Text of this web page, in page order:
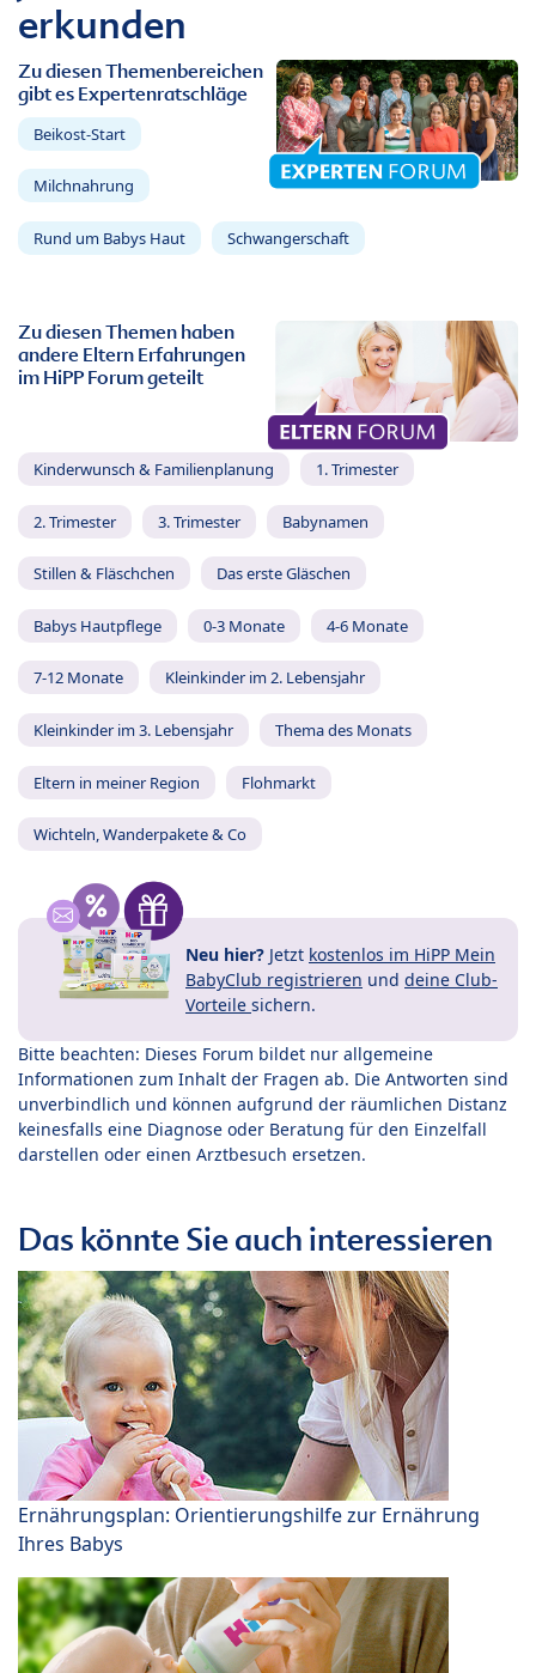
erkunden
Zu diesen Themenbereichen
gibt es Expertenratschläge
Beikost-Start
Milchnahrung
Rund um Babys Haut Schwangerschaft
Zu diesen Themen haben
andere Eltern Erfahrungen
im HiPP Forum geteilt
Kinderwunsch & Familienplanung 1. Trimester
2. Trimester 3. Trimester Babynamen
Stillen & Fläschchen Das erste Gläschen
Babys Hautpflege 0-3 Monate 4-6 Monate
7-12 Monate Kleinkinder im 2. Lebensjahr
Kleinkinder im 3. Lebensjahr Thema des Monats
Eltern in meiner Region Flohmarkt
Wichteln, Wanderpakete & Co
Neu hier? Jetzt kostenlos im HiPP Mein
BabyClub registrieren und deine Club-
Vorteile sichern.
Bitte beachten: Dieses Forum bildet nur allgemeine
Informationen zum Inhalt der Fragen ab. Die Antworten sind
unverbindlich und können aufgrund der räumlichen Distanz
keinesfalls eine Diagnose oder Beratung für den Einzelfall
darstellen oder einen Arztbesuch ersetzen.
Das könnte Sie auch interessieren
Ernährungsplan: Orientierungshilfe zur Ernährung
Ihres Babys